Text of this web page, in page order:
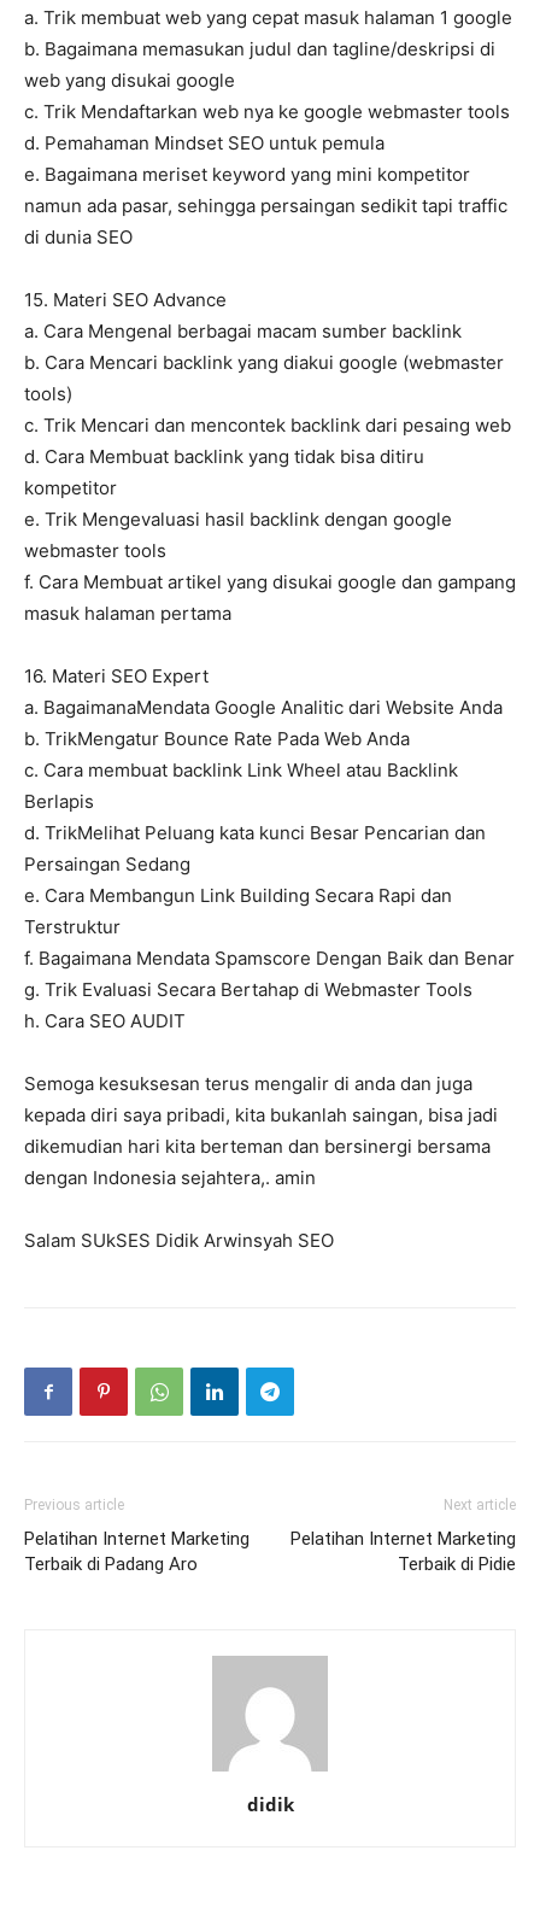
a. Trik membuat web yang cepat masuk halaman 1 google
b. Bagaimana memasukan judul dan tagline/deskripsi di
web yang disukai google
c. Trik Mendaftarkan web nya ke google webmaster tools
d. Pemahaman Mindset SEO untuk pemula
e. Bagaimana meriset keyword yang mini kompetitor
namun ada pasar, sehingga persaingan sedikit tapi traffic
di dunia SEO
15. Materi SEO Advance
a. Cara Mengenal berbagai macam sumber backlink
b. Cara Mencari backlink yang diakui google (webmaster
tools)
c. Trik Mencari dan mencontek backlink dari pesaing web
d. Cara Membuat backlink yang tidak bisa ditiru
kompetitor
e. Trik Mengevaluasi hasil backlink dengan google
webmaster tools
f. Cara Membuat artikel yang disukai google dan gampang
masuk halaman pertama
16. Materi SEO Expert
a. BagaimanaMendata Google Analitic dari Website Anda
b. TrikMengatur Bounce Rate Pada Web Anda
c. Cara membuat backlink Link Wheel atau Backlink
Berlapis
d. TrikMelihat Peluang kata kunci Besar Pencarian dan
Persaingan Sedang
e. Cara Membangun Link Building Secara Rapi dan
Terstruktur
f. Bagaimana Mendata Spamscore Dengan Baik dan Benar
g. Trik Evaluasi Secara Bertahap di Webmaster Tools
h. Cara SEO AUDIT
Semoga kesuksesan terus mengalir di anda dan juga
kepada diri saya pribadi, kita bukanlah saingan, bisa jadi
dikemudian hari kita berteman dan bersinergi bersama
dengan Indonesia sejahtera,. amin
Salam SUkSES Didik Arwinsyah SEO
Previous article
Pelatihan Internet Marketing
Terbaik di Padang Aro
Next article
Pelatihan Internet Marketing
Terbaik di Pidie
didik